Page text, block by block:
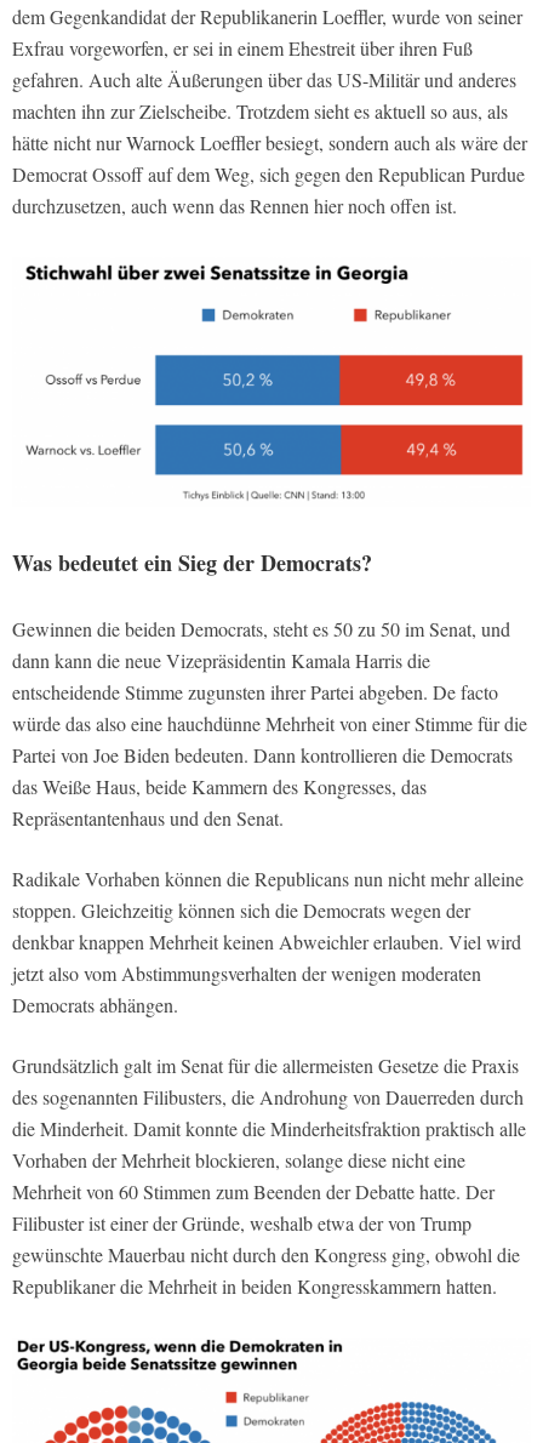
dem Gegenkandidat der Republikanerin Loeffler, wurde von seiner
Exfrau vorgeworfen, er sei in einem Ehestreit über ihren Fuß
gefahren. Auch alte Äußerungen über das US-Militär und anderes
machten ihn zur Zielscheibe. Trotzdem sieht es aktuell so aus, als
hätte nicht nur Warnock Loeffler besiegt, sondern auch als wäre der
Democrat Ossoff auf dem Weg, sich gegen den Republican Purdue
durchzusetzen, auch wenn das Rennen hier noch offen ist.
Was bedeutet ein Sieg der Democrats?
Gewinnen die beiden Democrats, steht es 50 zu 50 im Senat, und
dann kann die neue Vizepräsidentin Kamala Harris die
entscheidende Stimme zugunsten ihrer Partei abgeben. De facto
würde das also eine hauchdünne Mehrheit von einer Stimme für die
Partei von Joe Biden bedeuten. Dann kontrollieren die Democrats
das Weiße Haus, beide Kammern des Kongresses, das
Repräsentantenhaus und den Senat.
Radikale Vorhaben können die Republicans nun nicht mehr alleine
stoppen. Gleichzeitig können sich die Democrats wegen der
denkbar knappen Mehrheit keinen Abweichler erlauben. Viel wird
jetzt also vom Abstimmungsverhalten der wenigen moderaten
Democrats abhängen.
Grundsätzlich galt im Senat für die allermeisten Gesetze die Praxis
des sogenannten Filibusters, die Androhung von Dauerreden durch
die Minderheit. Damit konnte die Minderheitsfraktion praktisch alle
Vorhaben der Mehrheit blockieren, solange diese nicht eine
Mehrheit von 60 Stimmen zum Beenden der Debatte hatte. Der
Filibuster ist einer der Gründe, weshalb etwa der von Trump
gewünschte Mauerbau nicht durch den Kongress ging, obwohl die
Republikaner die Mehrheit in beiden Kongresskammern hatten.